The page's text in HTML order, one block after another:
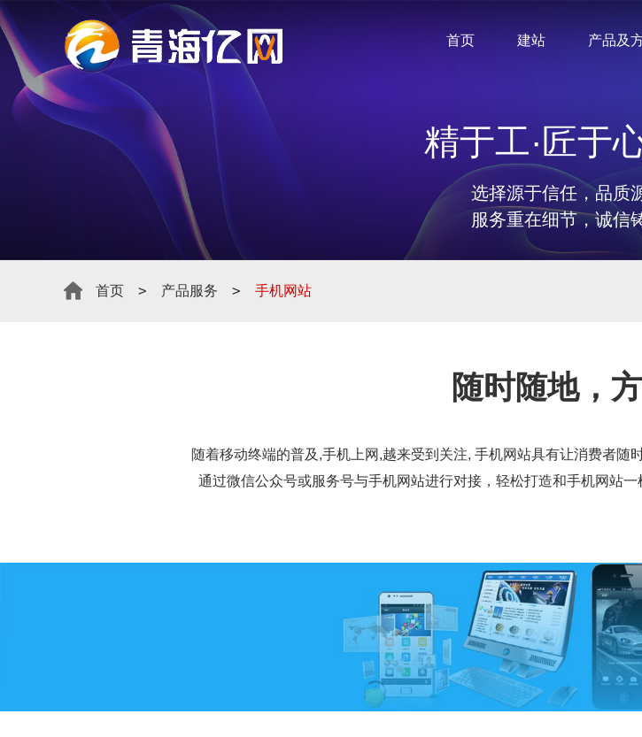
首页 建站 产品及
精于工·匠于
选择源于信任，品质
服务重在细节，诚信
首页 > 产品服务 > 手机网站
随时随地，
随着移动终端的普及,手机上网,越来受到关注, 手机网站具有让消费者随
通过微信公众号或服务号与手机网站进行对接，轻松打造和手机网站